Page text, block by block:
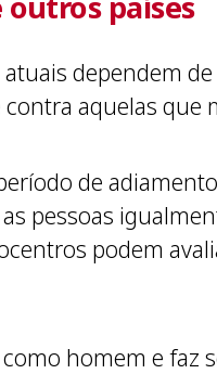
dependem
aquelas
de
pessoas
podem
homem e